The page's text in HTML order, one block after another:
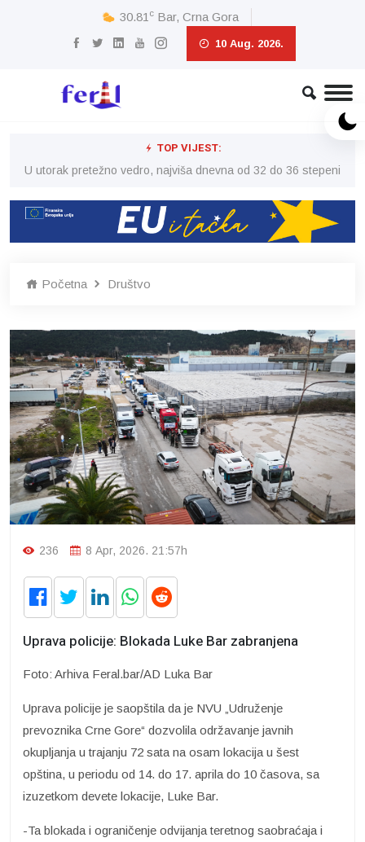
30.81 c Bar, Crna Gora
10 Aug. 2026.
TOP VIJEST:
U utorak pretežno vedro, najviša dnevna od 32 do 36 stepeni
Početna Društvo
236 8 Apr, 2026. 21:57h
Uprava policije: Blokada Luke Bar zabranjena
Foto: Arhiva Feral.bar/AD Luka Bar
Uprava policije je saopštila da je NVU „Udruženje
prevoznika Crne Gore“ dozvolila održavanje javnih
okupljanja u trajanju 72 sata na osam lokacija u šest
opština, u periodu od 14. do 17. aprila do 10 časova, sa
izuzetkom devete lokacije, Luke Bar.
-Ta blokada i ograničenje odvijanja teretnog saobraćaja i